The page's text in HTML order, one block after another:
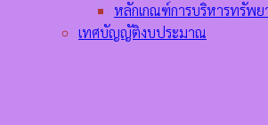
หลักเกณฑ์การบริหารทรัพย
เทศบัญญัติงบประมาณ